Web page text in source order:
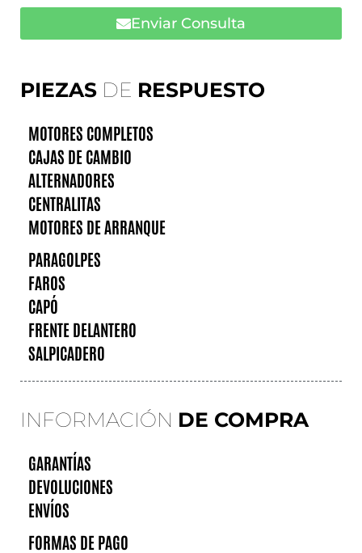
PIEZAS DE RESPUESTO
MOTORES COMPLETOS
CAJAS DE CAMBIO
ALTERNADORES
CENTRALITAS
MOTORES DE ARRANQUE
PARAGOLPES
FAROS
CAPÓ
FRENTE DELANTERO
SALPICADERO
INFORMACIÓN DE COMPRA
GARANTÍAS
DEVOLUCIONES
ENVÍOS
FORMAS DE PAGO
Enviar Consulta